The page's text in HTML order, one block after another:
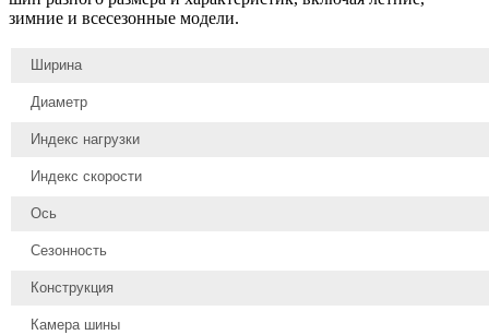
зимние и всесезонные модели.
Ширина
Диаметр
Индекс нагрузки
Индекс скорости
Ось
Сезонность
Конструкция
Камера шины